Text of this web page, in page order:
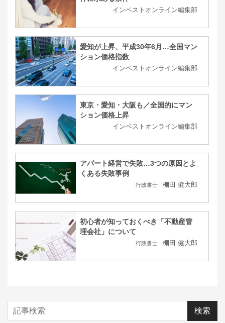
インベストオンライン編集部
愛知が上昇、平成30年6月…全国マン
ション価格指数
インベストオンライン編集部
東京・愛知・大阪も／全国的にマン
ション価格上昇
インベストオンライン編集部
アパート経営で失敗…3つの原因とよ
くある失敗事例
行政書士 棚田 健大郎
初心者が知っておくべき「不動産管
理会社」について
行政書士 棚田 健大郎